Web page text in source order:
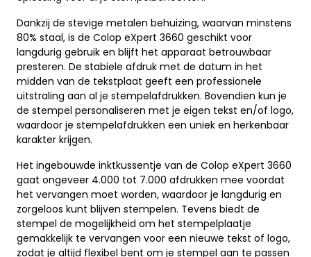
Dankzij de stevige metalen behuizing, waarvan minstens
80% staal, is de Colop eXpert 3660 geschikt voor
langdurig gebruik en blijft het apparaat betrouwbaar
presteren. De stabiele afdruk met de datum in het
midden van de tekstplaat geeft een professionele
uitstraling aan al je stempelafdrukken. Bovendien kun je
de stempel personaliseren met je eigen tekst en/of logo,
waardoor je stempelafdrukken een uniek en herkenbaar
karakter krijgen.
Het ingebouwde inktkussentje van de Colop eXpert 3660
gaat ongeveer 4.000 tot 7.000 afdrukken mee voordat
het vervangen moet worden, waardoor je langdurig en
zorgeloos kunt blijven stempelen. Tevens biedt de
stempel de mogelijkheid om het stempelplaatje
gemakkelijk te vervangen voor een nieuwe tekst of logo,
zodat je altijd flexibel bent om je stempel aan te passen